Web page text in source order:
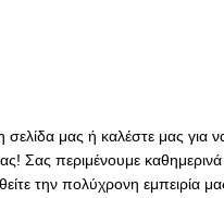
μας ή καλέστε μας
Σας περιμένουμε
την πολύχρονη εμπειρία μας